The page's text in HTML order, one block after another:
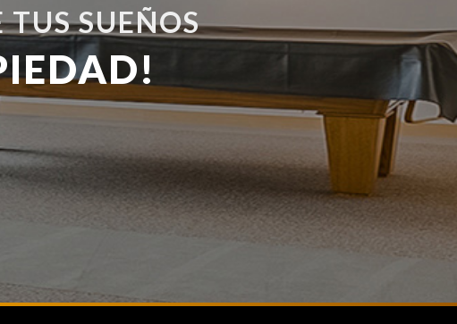
SUEÑOS